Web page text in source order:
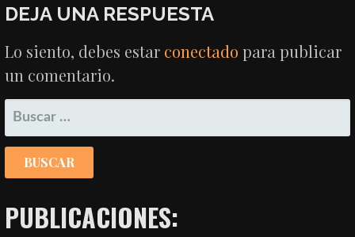
ENTRADAS
DEJA UNA RESPUESTA
Lo siento, debes estar conectado para publicar
un comentario.
BUSCAR:
PUBLICACIONES: